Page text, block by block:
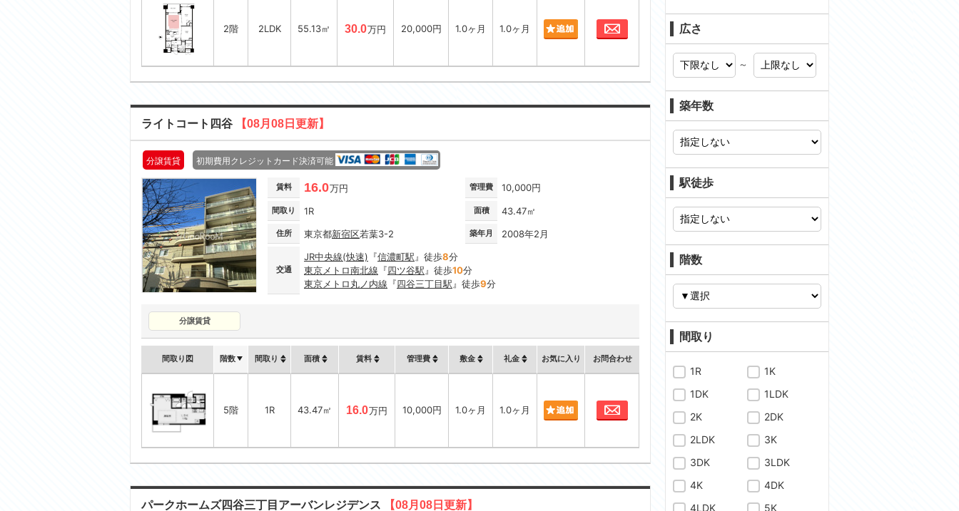
2階 2LDK 55.13㎡ 30.0万円 20,000円 1.0ヶ月 1.0ヶ月 お問合わせ
ライトコート四谷 【08月08日更新】
分譲賃貸 初期費用クレジットカード決済可能
賃料 16.0万円 管理費 10,000円
間取り 1R 面積 43.47㎡
住所 東京都新宿区若葉3-2 築年月 2008年2月
交通
JR中央線(快速) 『信濃町駅 』徒歩8分
東京メトロ南北線 『四ツ谷駅 』徒歩10分
東京メトロ丸ノ内線 『四谷三丁目駅 』徒歩9分
分譲賃貸
間取り図 階数 間取り 面積 賃料 管理費 敷金 礼金 お気に入り お問合わせ
5階 1R 43.47㎡ 16.0万円 10,000円 1.0ヶ月 1.0ヶ月 お問合わせ
パークホームズ四谷三丁目アーバンレジデンス 【08月08日更新】
広さ
～
築年数
駅徒歩
階数
間取り
1R
1K
1DK
1LDK
2K
2DK
2LDK
3K
3DK
3LDK
4K
4DK
4LDK
5K